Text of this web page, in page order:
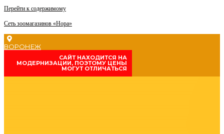
Перейти к содержимому
Сеть зоомагазинов «Нора»
ВОРОНЕЖ
CАЙТ НАХОДИТСЯ НА
МОДЕРНИЗАЦИИ, ПОЭТОМУ ЦЕНЫ
МОГУТ ОТЛИЧАТЬСЯ